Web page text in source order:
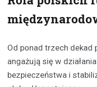
Od ponad trzech
angażują się w
bezpieczeństwa i